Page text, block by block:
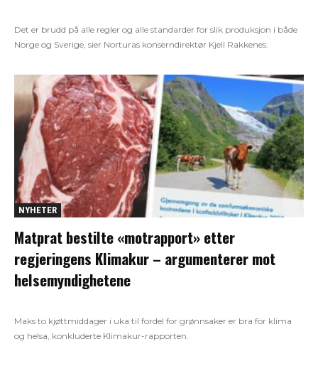
Det er brudd på alle regler og alle standarder for slik produksjon i både
Norge og Sverige, sier Norturas konserndirektør Kjell Rakkenes.
NYHETER
Matprat bestilte «motrapport» etter
regjeringens Klimakur – argumenterer mot
helsemyndighetene
Maks to kjøttmiddager i uka til fordel for grønnsaker er bra for klima
og helsa, konkluderte Klimakur-rapporten.